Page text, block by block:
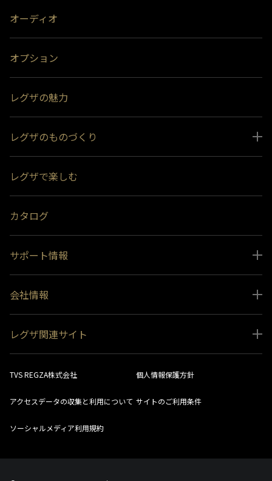
オーディオ
オプション
レグザの魅力
レグザのものづくり
受賞履歴
おすすめ番組
レグザで楽しむ
カタログ
サポート情報
インフォメーション 一覧
よくあるご質問 (FAQ）
お問い合わせ
生産終了商品一覧
ソフトウェアダウンロード情報
レグザリンク総合ナビ
会社情報
会社概要
社会環境活動
レグザ関連サイト
レグザ メンバーズ
法人向けサイト
視聴分析サービス
TVS REGZA株式会社 個人情報保護方針
アクセスデータの収集と利用について サイトのご利用条件
ソーシャルメディア利用規約